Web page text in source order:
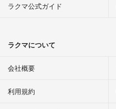
ラクマ公式ガイド
ラクマについて
会社概要
利用規約